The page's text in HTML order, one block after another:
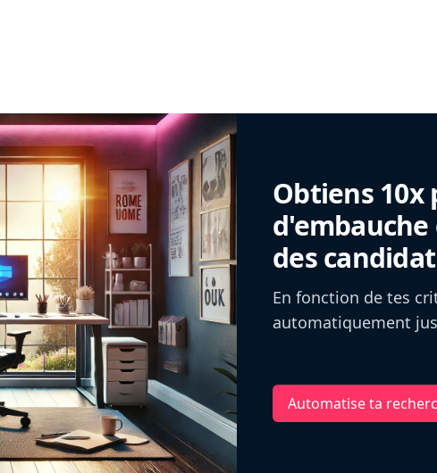
Obtiens
des
En fonction de tes
automatiquement
Automatise ta